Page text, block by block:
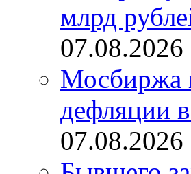
млрд
Мосбиржа
дефляции